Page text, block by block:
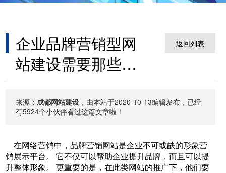
企业品牌营销型网
站建设需要那些优
势
返回列表
来源：成都网站建设 ，由本站于2020-10-13编辑发布，已经
有5924个小伙伴看过这篇文章啦！
在网络营销中，品牌营销网站是企业不可或缺的形象营
销展示平台。 它不仅可以帮助企业提升品牌，而且可以提
升整体形象。 更重要的是，在此类网站的推广下，他们要